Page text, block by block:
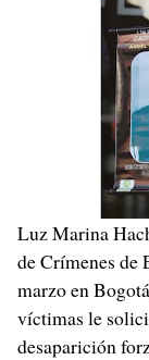
Luz Marina
de Crímenes de
marzo en
víctimas le
desaparición